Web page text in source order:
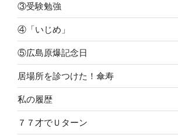
③受験勉強
④「いじめ」
⑤広島原爆記念日
居場所を診つけた！傘寿
私の履歴
７７才でＵターン